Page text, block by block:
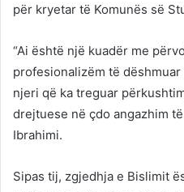
për kryetar të Komunës së
“Ai është një kuadër me
profesionalizëm të
njeri që ka treguar
drejtuese në çdo angazhim
Ibrahimi.
Sipas tij, zgjedhja e Bislimit